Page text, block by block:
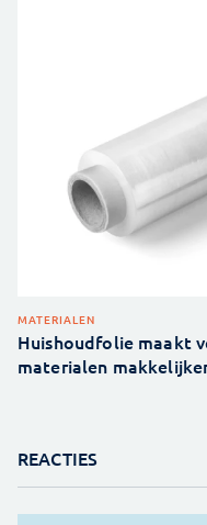
MATERIALEN
Huishoudfolie maakt
materialen
REACTIES